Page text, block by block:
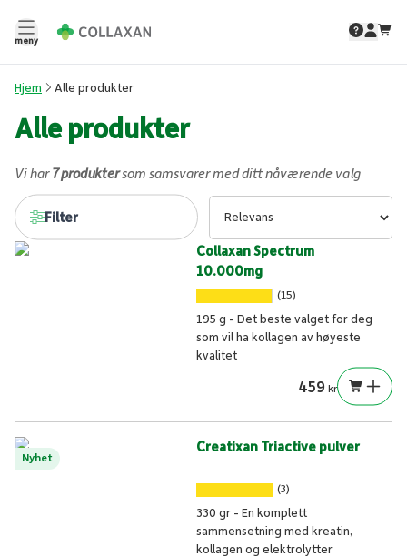
meny
Hjem Alle produkter
Alle produkter
Vi har7 produktersom samsvarer med ditt nåværende valg
Filter
Collaxan Spectrum
10.000mg
(15)
195 g - Det beste valget for deg
som vil ha kollagen av høyeste
kvalitet
459 kr
Nyhet
Creatixan Triactive pulver
(3)
330 gr - En komplett
sammensetning med kreatin,
kollagen og elektrolytter